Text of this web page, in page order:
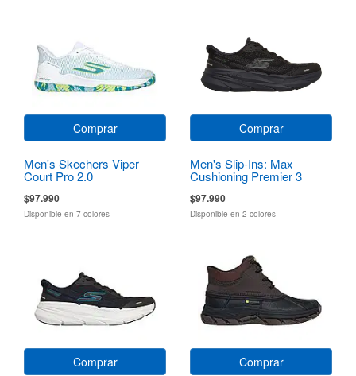
Comprar
Men's Skechers Viper
Court Pro 2.0
$97.990
Disponible en 7 colores
Comprar
Men's Slip-Ins: Max
Cushioning Premier 3
$97.990
Disponible en 2 colores
Comprar Comprar